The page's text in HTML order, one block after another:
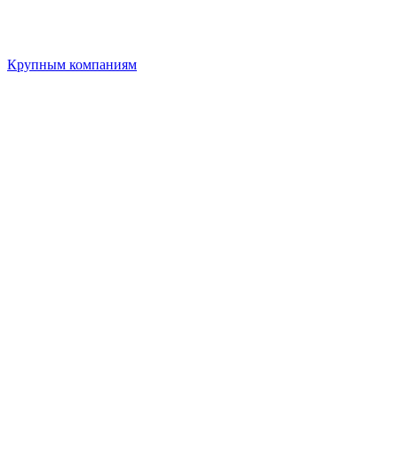
Крупным компаниям